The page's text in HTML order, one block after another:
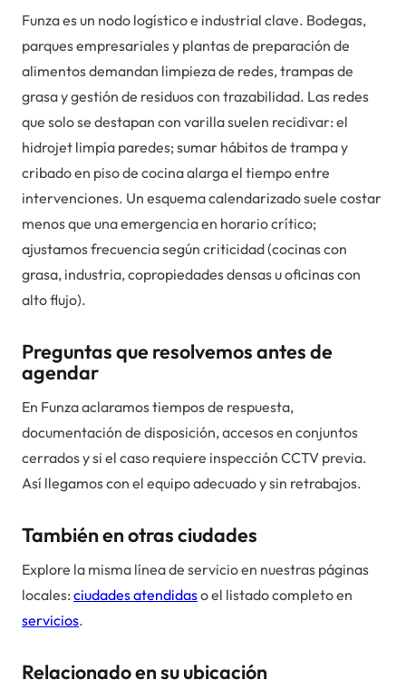
Funza es un nodo logístico e industrial clave. Bodegas,
parques empresariales y plantas de preparación de
alimentos demandan limpieza de redes, trampas de
grasa y gestión de residuos con trazabilidad. Las redes
que solo se destapan con varilla suelen recidivar: el
hidrojet limpía paredes; sumar hábitos de trampa y
cribado en piso de cocina alarga el tiempo entre
intervenciones. Un esquema calendarizado suele costar
menos que una emergencia en horario crítico;
ajustamos frecuencia según criticidad (cocinas con
grasa, industria, copropiedades densas u oficinas con
alto flujo).
Preguntas que resolvemos antes de
agendar
En Funza aclaramos tiempos de respuesta,
documentación de disposición, accesos en conjuntos
cerrados y si el caso requiere inspección CCTV previa.
Así llegamos con el equipo adecuado y sin retrabajos.
También en otras ciudades
Explore la misma línea de servicio en nuestras páginas
locales: ciudades atendidaso el listado completo en
servicios.
Relacionado en su ubicación